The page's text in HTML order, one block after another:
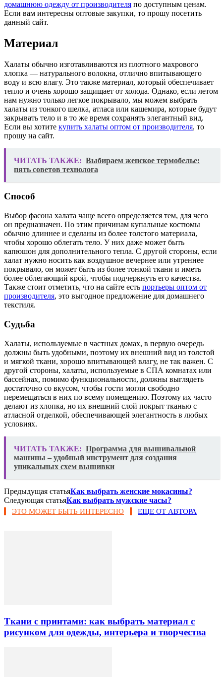
домашнюю одежду от производителя по доступным ценам.
Если вам интересны оптовые закупки, то прошу посетить
данный сайт.
Материал
Халаты обычно изготавливаются из плотного махрового
хлопка — натурального волокна, отлично впитывающего
воду и всю влагу. Это также материал, который обеспечивает
тепло и очень хорошо защищает от холода. Однако, если летом
нам нужно только легкое покрывало, мы можем выбрать
халаты из тонкого шелка, атласа или кашемира, которые будут
закрывать тело и в то же время сохранять элегантный вид.
Если вы хотите купить халаты оптом от производителя, то
прошу на сайт.
ЧИТАТЬ ТАКЖЕ: Выбираем женское термобелье:
пять советов технолога
Способ
Выбор фасона халата чаще всего определяется тем, для чего
он предназначен. По этим причинам купальные костюмы
обычно длиннее и сделаны из более толстого материала,
чтобы хорошо облегать тело. У них даже может быть
капюшон для дополнительного тепла. С другой стороны, если
халат нужно носить как воздушное вечернее или утреннее
покрывало, он может быть из более тонкой ткани и иметь
более облегающий крой, чтобы подчеркнуть его качества.
Также стоит отметить, что на сайте есть портьеры оптом от
производителя, это выгодное предложение для домашнего
текстиля.
Судьба
Халаты, используемые в частных домах, в первую очередь
должны быть удобными, поэтому их внешний вид из толстой
и мягкой ткани, хорошо впитывающей влагу, не так важен. С
другой стороны, халаты, используемые в СПА комнатах или
бассейнах, помимо функциональности, должны выглядеть
достаточно со вкусом, чтобы гости могли свободно
перемещаться в них по всему помещению. Поэтому их часто
делают из хлопка, но их внешний слой покрыт тканью с
атласной отделкой, обеспечивающей элегантность в любых
условиях.
ЧИТАТЬ ТАКЖЕ: Программа для вышивальной
машины – удобный инструмент для создания
уникальных схем вышивки
Предыдущая статьяКак выбрать женские мокасины?
Следующая статьяКак выбрать мужские часы?
ЭТО МОЖЕТ БЫТЬ ИНТЕРЕСНО ЕЩЕ ОТ АВТОРА
Ткани с принтами: как выбрать материал с
рисунком для одежды, интерьера и творчества